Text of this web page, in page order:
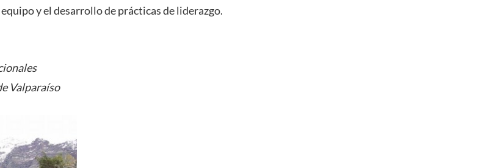
y el desarrollo de prácticas de liderazgo.
Valparaíso